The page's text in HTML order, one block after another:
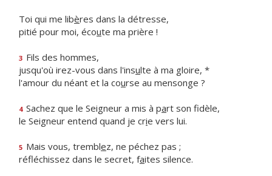
Toi qui me libères dans la détresse,
pitié pour moi, écoute ma prière !
3 Fils des hommes,
jusqu'où irez-vous dans l'insulte à ma gloire, *
l'amour du néant et la course au mensonge ?
4 Sachez que le Seigneur a mis à part son fidèle,
le Seigneur entend quand je crie vers lui.
5 Mais vous, tremblez, ne péchez pas ;
réfléchissez dans le secret, faites silence.